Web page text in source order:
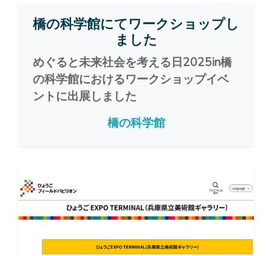
橋の科学館にてワークショップし
ました
めぐると未来社会を考える日2025in橋
の科学館におけるワークショップイベ
ントに出展しました
橋の科学館